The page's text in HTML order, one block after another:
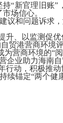
“新官理旧账”，
场信心。
问题诉求
以监测促优
贸港营商环境
营商环境的“阅
企业助力海南
动，积极推
定“两个健